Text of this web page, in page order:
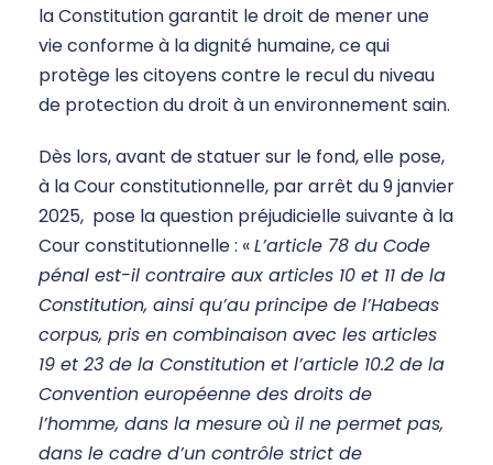
la Constitution garantit le droit de mener une
vie conforme à la dignité humaine, ce qui
protège les citoyens contre le recul du niveau
de protection du droit à un environnement sain.
Dès lors, avant de statuer sur le fond, elle pose,
à la Cour constitutionnelle, par arrêt du 9 janvier
2025, pose la question préjudicielle suivante à la
Cour constitutionnelle : «L’article 78 du Code
pénal est-il contraire aux articles 10 et 11 de la
Constitution, ainsi qu’au principe de l’Habeas
corpus, pris en combinaison avec les articles
19 et 23 de la Constitution et l’article 10.2 de la
Convention européenne des droits de
l’homme, dans la mesure où il ne permet pas,
dans le cadre d’un contrôle strict de